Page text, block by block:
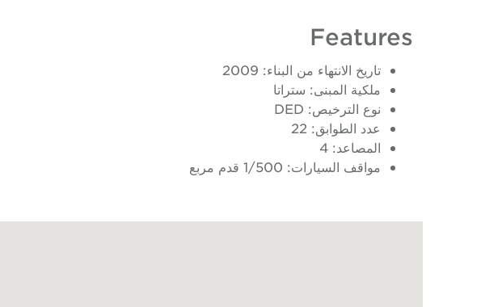
Features
تاريخ الانتهاء من البناء: 2009
ملكية المبنى: ستراتا
نوع الترخيص: DED
عدد الطوابق: 22
المصاعد: 4
مواقف السيارات: 1/500 قدم مربع